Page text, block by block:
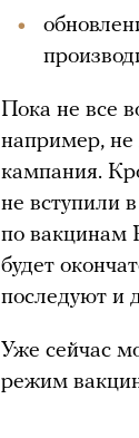
Пока не все
например, не
кампания.
не вступили
по вакцинам
будет
последуют и
Уже сейчас
режим